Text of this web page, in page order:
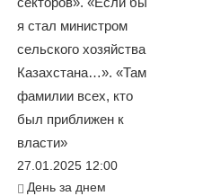
я стал министром
сельского хозяйства
Казахстана…». «Там
фамилии всех, кто
был приближен к
власти»
27.01.2025 12:00
День за днем